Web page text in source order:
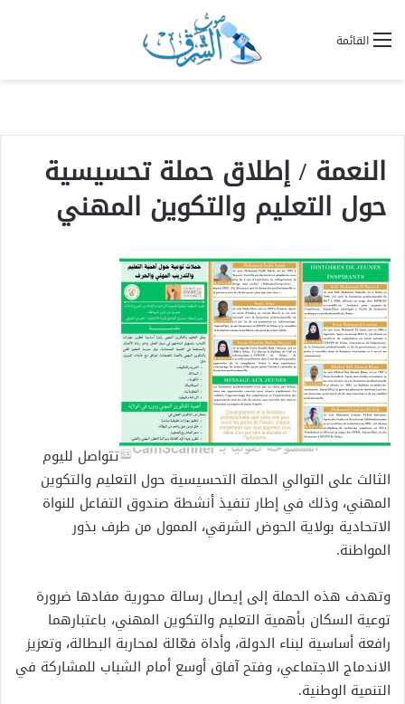
القائمة
النعمة / إطلاق حملة تحسيسية
حول التعليم والتكوين المهني
تتواصل لليوم
الثالث على التوالي الحملة التحسيسية حول التعليم والتكوين
المهني، وذلك في إطار تنفيذ أنشطة صندوق التفاعل للنواة
الاتحادية بولاية الحوض الشرقي، الممول من طرف بذور
المواطنة.
وتهدف هذه الحملة إلى إيصال رسالة محورية مفادها ضرورة
توعية السكان بأهمية التعليم والتكوين المهني، باعتبارهما
رافعة أساسية لبناء الدولة، وأداة فعّالة لمحاربة البطالة، وتعزيز
الاندماج الاجتماعي، وفتح آفاق أوسع أمام الشباب للمشاركة في
التنمية الوطنية.